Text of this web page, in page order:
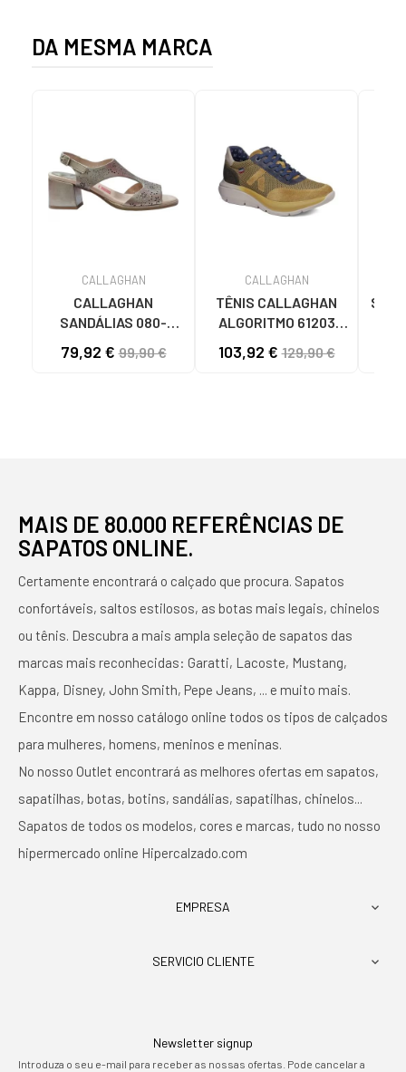
DA MESMA MARCA
CALLAGHAN
CALLAGHAN
SANDÁLIAS 080-
METALIZADO VISÃO
79,92 €99,90 €
CALLAGHAN
TÊNIS CALLAGHAN
ALGORITMO 61203
103,92 €129,90 €
MAIS DE 80.000 REFERÊNCIAS DE
SAPATOS ONLINE.
Certamente encontrará o calçado que procura. Sapatos
confortáveis, saltos estilosos, as botas mais legais, chinelos
ou tênis. Descubra a mais ampla seleção de sapatos das
marcas mais reconhecidas: Garatti, Lacoste, Mustang,
Kappa, Disney, John Smith, Pepe Jeans, ... e muito mais.
Encontre em nosso catálogo online todos os tipos de calçados
para mulheres, homens, meninos e meninas.
No nosso Outlet encontrará as melhores ofertas em sapatos,
sapatilhas, botas, botins, sandálias, sapatilhas, chinelos...
Sapatos de todos os modelos, cores e marcas, tudo no nosso
hipermercado online Hipercalzado.com
EMPRESA 
SERVICIO CLIENTE 
Newsletter signup
Introduza o seu e-mail para receber as nossas ofertas. Pode cancelar a